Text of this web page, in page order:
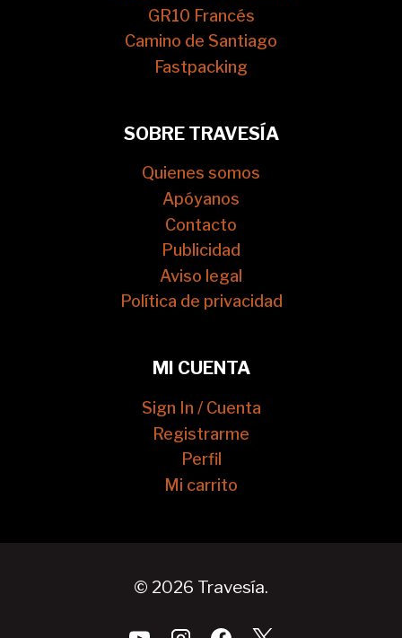
GR10 Francés
Camino de Santiago
Fastpacking
SOBRE TRAVESÍA
Quienes somos
Apóyanos
Contacto
Publicidad
Aviso legal
Política de privacidad
MI CUENTA
Sign In / Cuenta
Registrarme
Perfil
Mi carrito
© 2026 Travesía.